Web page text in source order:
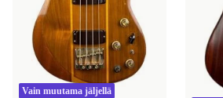
Vain muutama jäljellä